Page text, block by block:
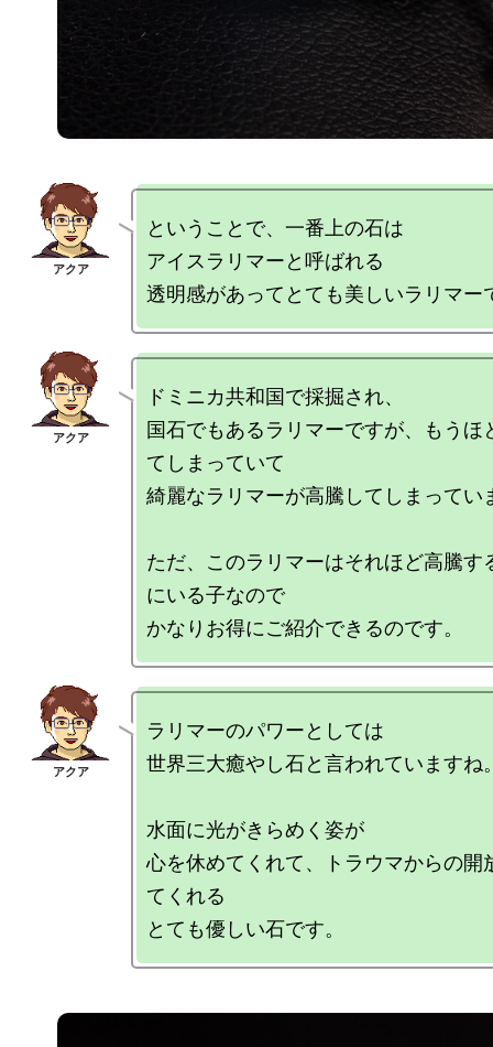
ということで、一番上の石は
アイスラリマーと呼ばれる
ドミニカ共和国で採掘され、
国石でもあるラリマーですが、もうほ
てしまっていて
綺麗なラリマーが高騰してしまってい
ただ、このラリマーはそれほど高騰す
にいる子なので
ラリマーのパワーとしては
世界三大癒やし石と言われていますね
水面に光がきらめく姿が
心を休めてくれて、トラウマからの開
てくれる